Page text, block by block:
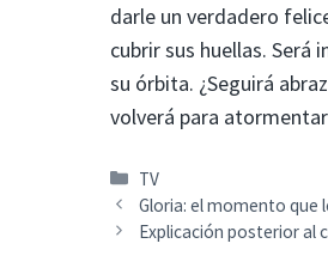
darle un verdadero
cubrir sus huellas.
su órbita. ¿Seguirá
volverá para
Categorías
TV
Gloria: el momento que
Explicación posterior al